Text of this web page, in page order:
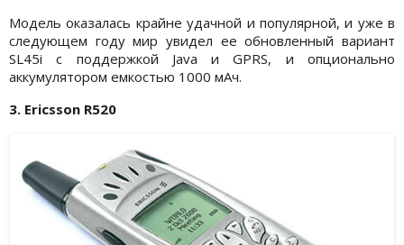
Модель оказалась крайне удачной и популярной, и уже в
следующем году мир увидел ее обновленный вариант
SL45i с поддержкой Java и GPRS, и опционально
аккумулятором емкостью 1000 мАч.
3. Ericsson R520